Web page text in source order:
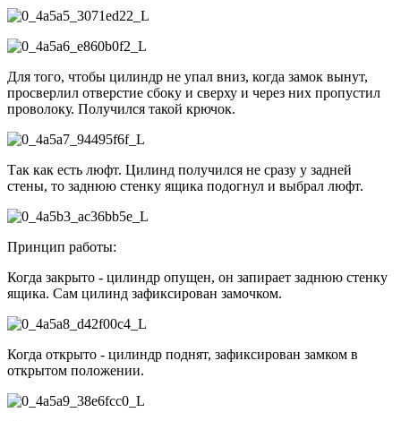
Для того, чтобы цилиндр не упал вниз, когда замок вынут,
просверлил отверстие сбоку и сверху и через них пропустил
проволоку. Получился такой крючок.
Так как есть люфт. Цилинд получился не сразу у задней
стены, то заднюю стенку ящика подогнул и выбрал люфт.
Принцип работы:
Когда закрыто - цилиндр опущен, он запирает заднюю стенку
ящика. Сам цилинд зафиксирован замочком.
Когда открыто - цилиндр поднят, зафиксирован замком в
открытом положении.